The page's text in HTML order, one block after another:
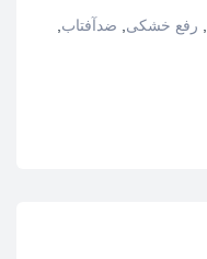
, رفع خشکی, ضدآفتاب,